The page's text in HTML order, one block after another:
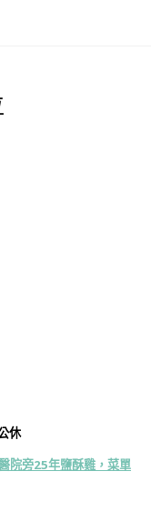
休
院旁25年鹽酥雞，菜單